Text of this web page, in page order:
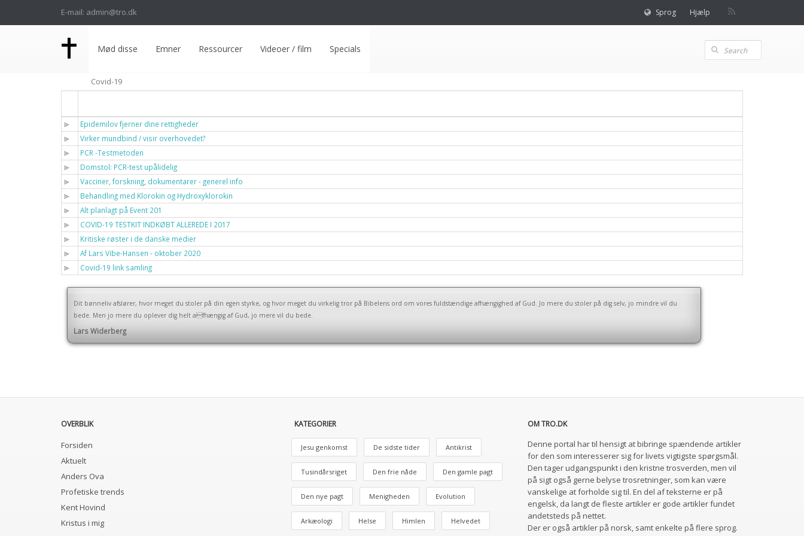
E-mail: admin@tro.dk Sprog Hjælp
Mød disse Emner Ressourcer Videoer / film Specials
Covid-19
Epidemilov fjerner dine rettigheder
Virker mundbind / visir overhovedet?
PCR -Testmetoden
Domstol: PCR-test upålidelig
Vacciner, forskning, dokumentarer - generel info
Behandling med Klorokin og Hydroxyklorokin
Alt planlagt på Event 201
COVID-19 TESTKIT INDKØBT ALLEREDE I 2017
Kritiske røster i de danske medier
Af Lars Vibe-Hansen - oktober 2020
Covid-19 link samling
Dit bønneliv afslører, hvor meget du stoler på din egen styrke, og hvor meget du virkelig tror på Bibelens ord om vores fuldstændige afhængighed af Gud. Jo mere du stoler på dig selv, jo mindre vil du
bede. Men jo mere du oplever dig helt afhængig af Gud, jo mere vil du bede.
Lars Widerberg
OVERBLIK
Forsiden
Aktuelt
Anders Ova
Profetiske trends
Kent Hovind
Kristus i mig
KATEGORIER
Jesu genkomst De sidste tider Antikrist
Tusindårsriget Den frie nåde Den gamle pagt
Den nye pagt Menigheden Evolution
Arkæologi Helse Himlen Helvedet
OM TRO.DK
Denne portal har til hensigt at bibringe spændende artikler
for den som interesserer sig for livets vigtigste spørgsmål.
Den tager udgangspunkt i den kristne trosverden, men vil
på sigt også gerne belyse trosretninger, som kan være
vanskelige at forholde sig til. En del af teksterne er på
engelsk, da langt de fleste artikler er gode artikler fundet
andetsteds på nettet.
Der er også artikler på norsk, samt enkelte på flere sprog.